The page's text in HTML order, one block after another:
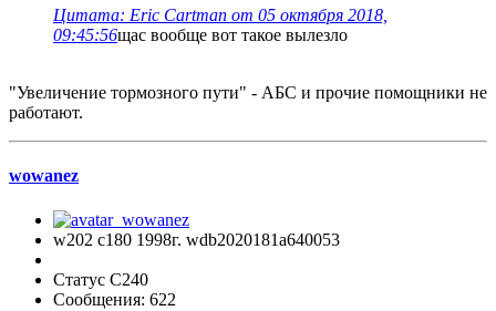
Цитата: Eric Cartman от 05 октября 2018,
09:45:56щас вообще вот такое вылезло
"Увеличение тормозного пути" - АБС и прочие помощники не
работают.
wowanez
w202 c180 1998г. wdb2020181a640053
Статус C240
Сообщения: 622